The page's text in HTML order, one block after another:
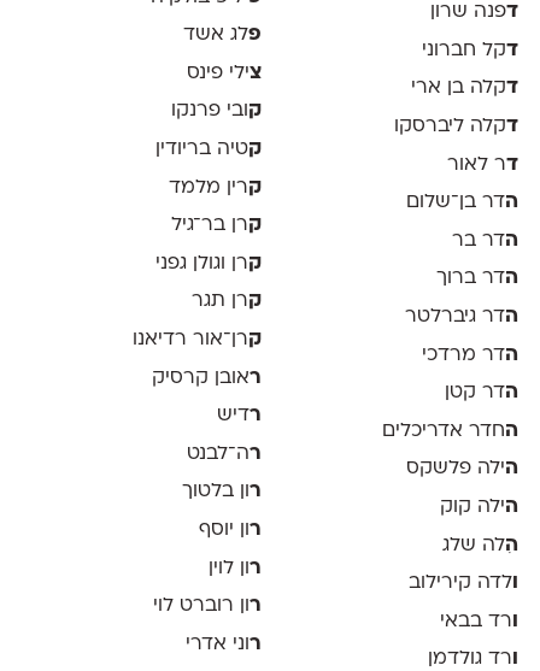
דפנה שרון
דקל חברוני
דקלה בן ארי
דקלה ליברסקו
דר לאור
הדר בן־שלום
הדר בר
הדר ברוך
הדר גיברלטר
הדר מרדכי
הדר קטן
החדר אדריכלים
הילה פלשקס
הילה קוק
הִלה שלג
לדה קירילוב
רד בבאי
ורד גולדמן
פלג אשד
צילי פינס
קובי פרנקו
קטיה בריודין
קרין מלמד
קרן בר־גיל
קרן וגולן גפני
קרן תגר
קרן־אור רדיאנו
ראובן קרסיק
רדיש
רה־לבנט
רון בלטוך
ר ון יוסף
רון לוין
ר ון רוברט לוי
ר וני אדרי